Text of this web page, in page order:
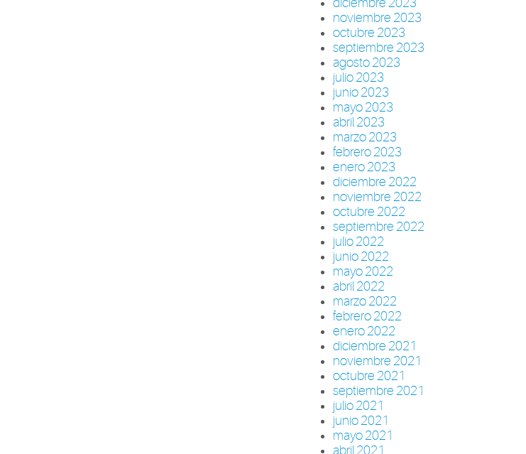
diciembre 2023
noviembre 2023
octubre 2023
septiembre 2023
agosto 2023
julio 2023
junio 2023
mayo 2023
abril 2023
marzo 2023
febrero 2023
enero 2023
diciembre 2022
noviembre 2022
octubre 2022
septiembre 2022
julio 2022
junio 2022
mayo 2022
abril 2022
marzo 2022
febrero 2022
enero 2022
diciembre 2021
noviembre 2021
octubre 2021
septiembre 2021
julio 2021
junio 2021
mayo 2021
abril 2021